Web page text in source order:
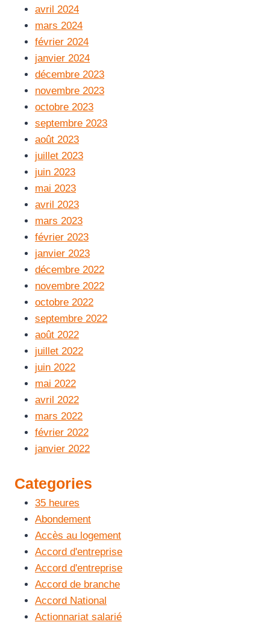
avril 2024
mars 2024
février 2024
janvier 2024
décembre 2023
novembre 2023
octobre 2023
septembre 2023
août 2023
juillet 2023
juin 2023
mai 2023
avril 2023
mars 2023
février 2023
janvier 2023
décembre 2022
novembre 2022
octobre 2022
septembre 2022
août 2022
juillet 2022
juin 2022
mai 2022
avril 2022
mars 2022
février 2022
janvier 2022
Categories
35 heures
Abondement
Accès au logement
Accord d'entreprise
Accord d'entreprise
Accord de branche
Accord National
Actionnariat salarié